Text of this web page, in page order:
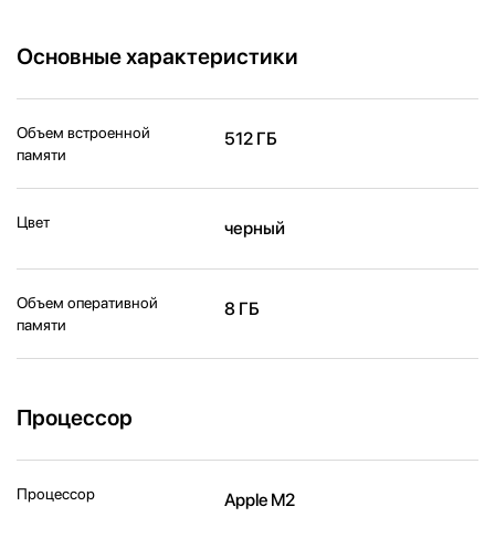
Основные характеристики
Объем встроенной
памяти
512 ГБ
Цвет черный
Объем оперативной
памяти
8 ГБ
Процессор
Процессор Apple M2